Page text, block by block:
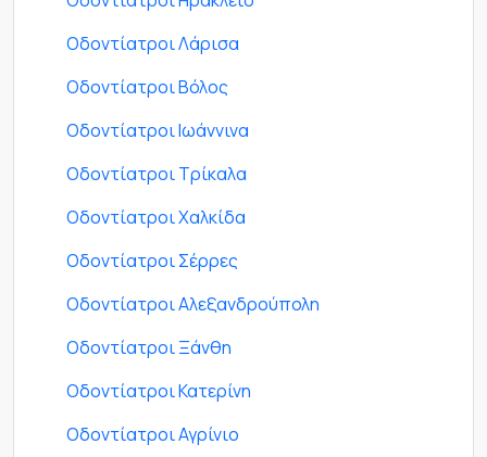
Οδοντίατροι Λάρισα
Οδοντίατροι Βόλος
Οδοντίατροι Ιωάννινα
Οδοντίατροι Τρίκαλα
Οδοντίατροι Χαλκίδα
Οδοντίατροι Σέρρες
Οδοντίατροι Αλεξανδρούπολη
Οδοντίατροι Ξάνθη
Οδοντίατροι Κατερίνη
Οδοντίατροι Αγρίνιο